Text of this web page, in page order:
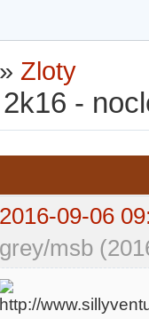
» Zloty
-
2016-09-06
grey/msb